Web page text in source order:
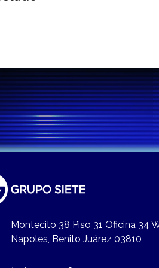
Montecito 38 Piso 31 Oficina 34
Napoles, Benito Juárez 03810